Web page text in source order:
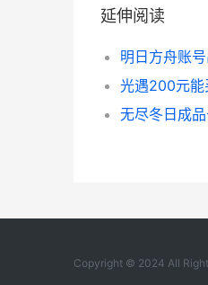
延伸阅读
光遇200元能
Copyright © 2024 All